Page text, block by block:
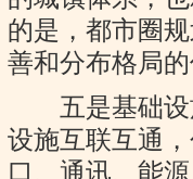
的是，都市圈
善和分布格局
五是基础设
设施互联互通
口、通讯、能